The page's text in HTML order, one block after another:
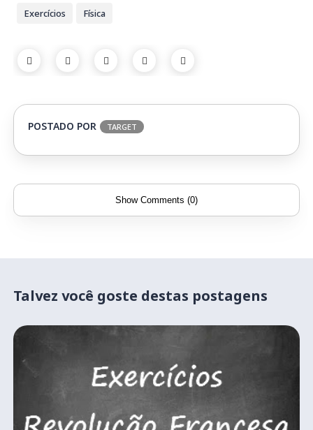
Exercícios Física
POSTADO POR TARGET
Show Comments (0)
Talvez você goste destas postagens